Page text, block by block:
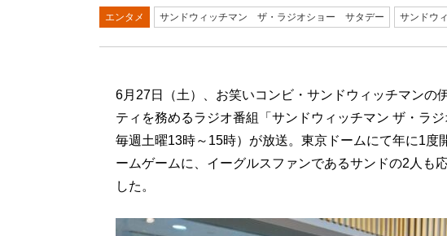
エンタメ サンドウィッチマン ザ・ラジオショー サタデー サンドウ
6月27日（土）、お笑いコンビ・サンドウィッチマンの
ティを務めるラジオ番組「サンドウィッチマン ザ・ラ
毎週土曜13時～15時）が放送。東京ドームにて年に1度
ームゲームに、イーグルスファンであるサンドの2人も
した。